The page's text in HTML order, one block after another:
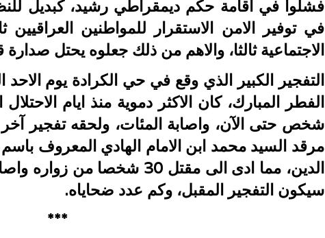
فشلوا في اقامة حكم ديمقراطي رشيد، كبديل
في توفير الامن الاستقرار للمواطنين العراقيين
الاجتماعية ثالثا، والاهم من ذلك جعلوه يحتل
التفجير الكبير الذي وقع في حي الكرادة يوم
الفطر المبارك، كان الاكثر دموية منذ ايام
شخص حتى الآن، واصابة المئات، ولحقه تفجير
مرقد السيد محمد ابن الامام الهادي المعروف
الدين، مما ادى الى مقتل 30
سيكون التفجير المقبل، وكم عدد ضحاياه.
***